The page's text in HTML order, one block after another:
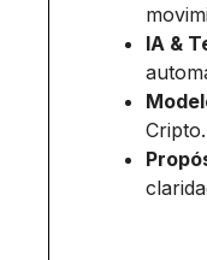
IA &
Cripto.